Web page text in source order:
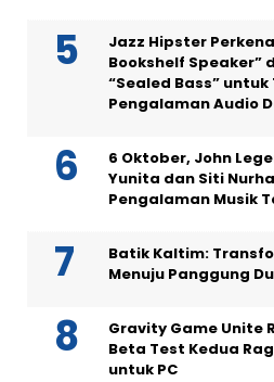
Jazz Hipster
Bookshelf Speaker”
“Sealed Bass”
Pengalaman Audio
6 Oktober, John
Yunita dan Siti
Pengalaman Musik
Batik Kaltim:
Menuju Panggung
Gravity Game Unite
Beta Test Kedua
untuk PC